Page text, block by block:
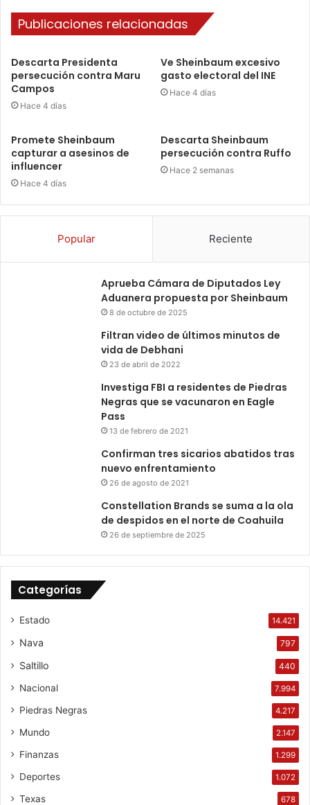
Publicaciones relacionadas
Descarta Presidenta
persecución contra Maru
Campos
Hace 4 días
Ve Sheinbaum excesivo
gasto electoral del INE
Hace 4 días
Promete Sheinbaum
capturar a asesinos de
influencer
Hace 4 días
Descarta Sheinbaum
persecución contra Ruffo
Hace 2 semanas
Popular Reciente
Aprueba Cámara de Diputados Ley
Aduanera propuesta por Sheinbaum
8 de octubre de 2025
Filtran video de últimos minutos de
vida de Debhani
23 de abril de 2022
Investiga FBI a residentes de Piedras
Negras que se vacunaron en Eagle
Pass
13 de febrero de 2021
Confirman tres sicarios abatidos tras
nuevo enfrentamiento
26 de agosto de 2021
Constellation Brands se suma a la ola
de despidos en el norte de Coahuila
26 de septiembre de 2025
Categorías
Estado 14.421
Nava 797
Saltillo 440
Nacional 7.994
Piedras Negras 4.217
Mundo 2.147
Finanzas 1.299
Deportes 1.072
Texas 678